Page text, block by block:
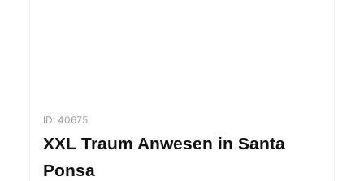
ID: 40675
XXL Traum Anwesen in Santa
Ponsa